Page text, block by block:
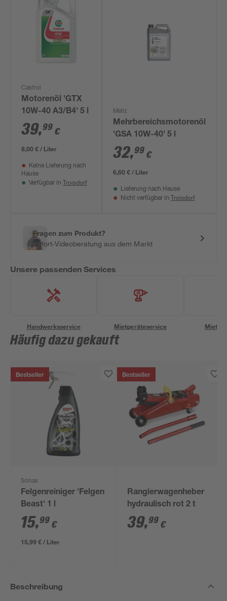
Castrol
Motorenöl 'GTX
10W-40 A3/B4' 5 l
39,99 €
8,00 € / Liter
Keine Lieferung nach
Hause
Verfügbar in Troisdorf
Meilz
Mehrbereichsmotorenöl
'GSA 10W-40' 5 l
32,99 €
6,60 € / Liter
Lieferung nach Hause
Nicht verfügbar in Troisdorf
Fragen zum Produkt?
Sofort-Videoberatung aus dem Markt
Unsere passenden Services
Handwerksservice Mietgeräteservice
Häufig dazu gekauft
Bestseller
Sonax
Felgenreiniger 'Felgen
Beast' 1 l
15,99 €
15,99 € / Liter
Bestseller
Rangierwagenheber
hydraulisch rot 2 t
39,99 €
Beschreibung